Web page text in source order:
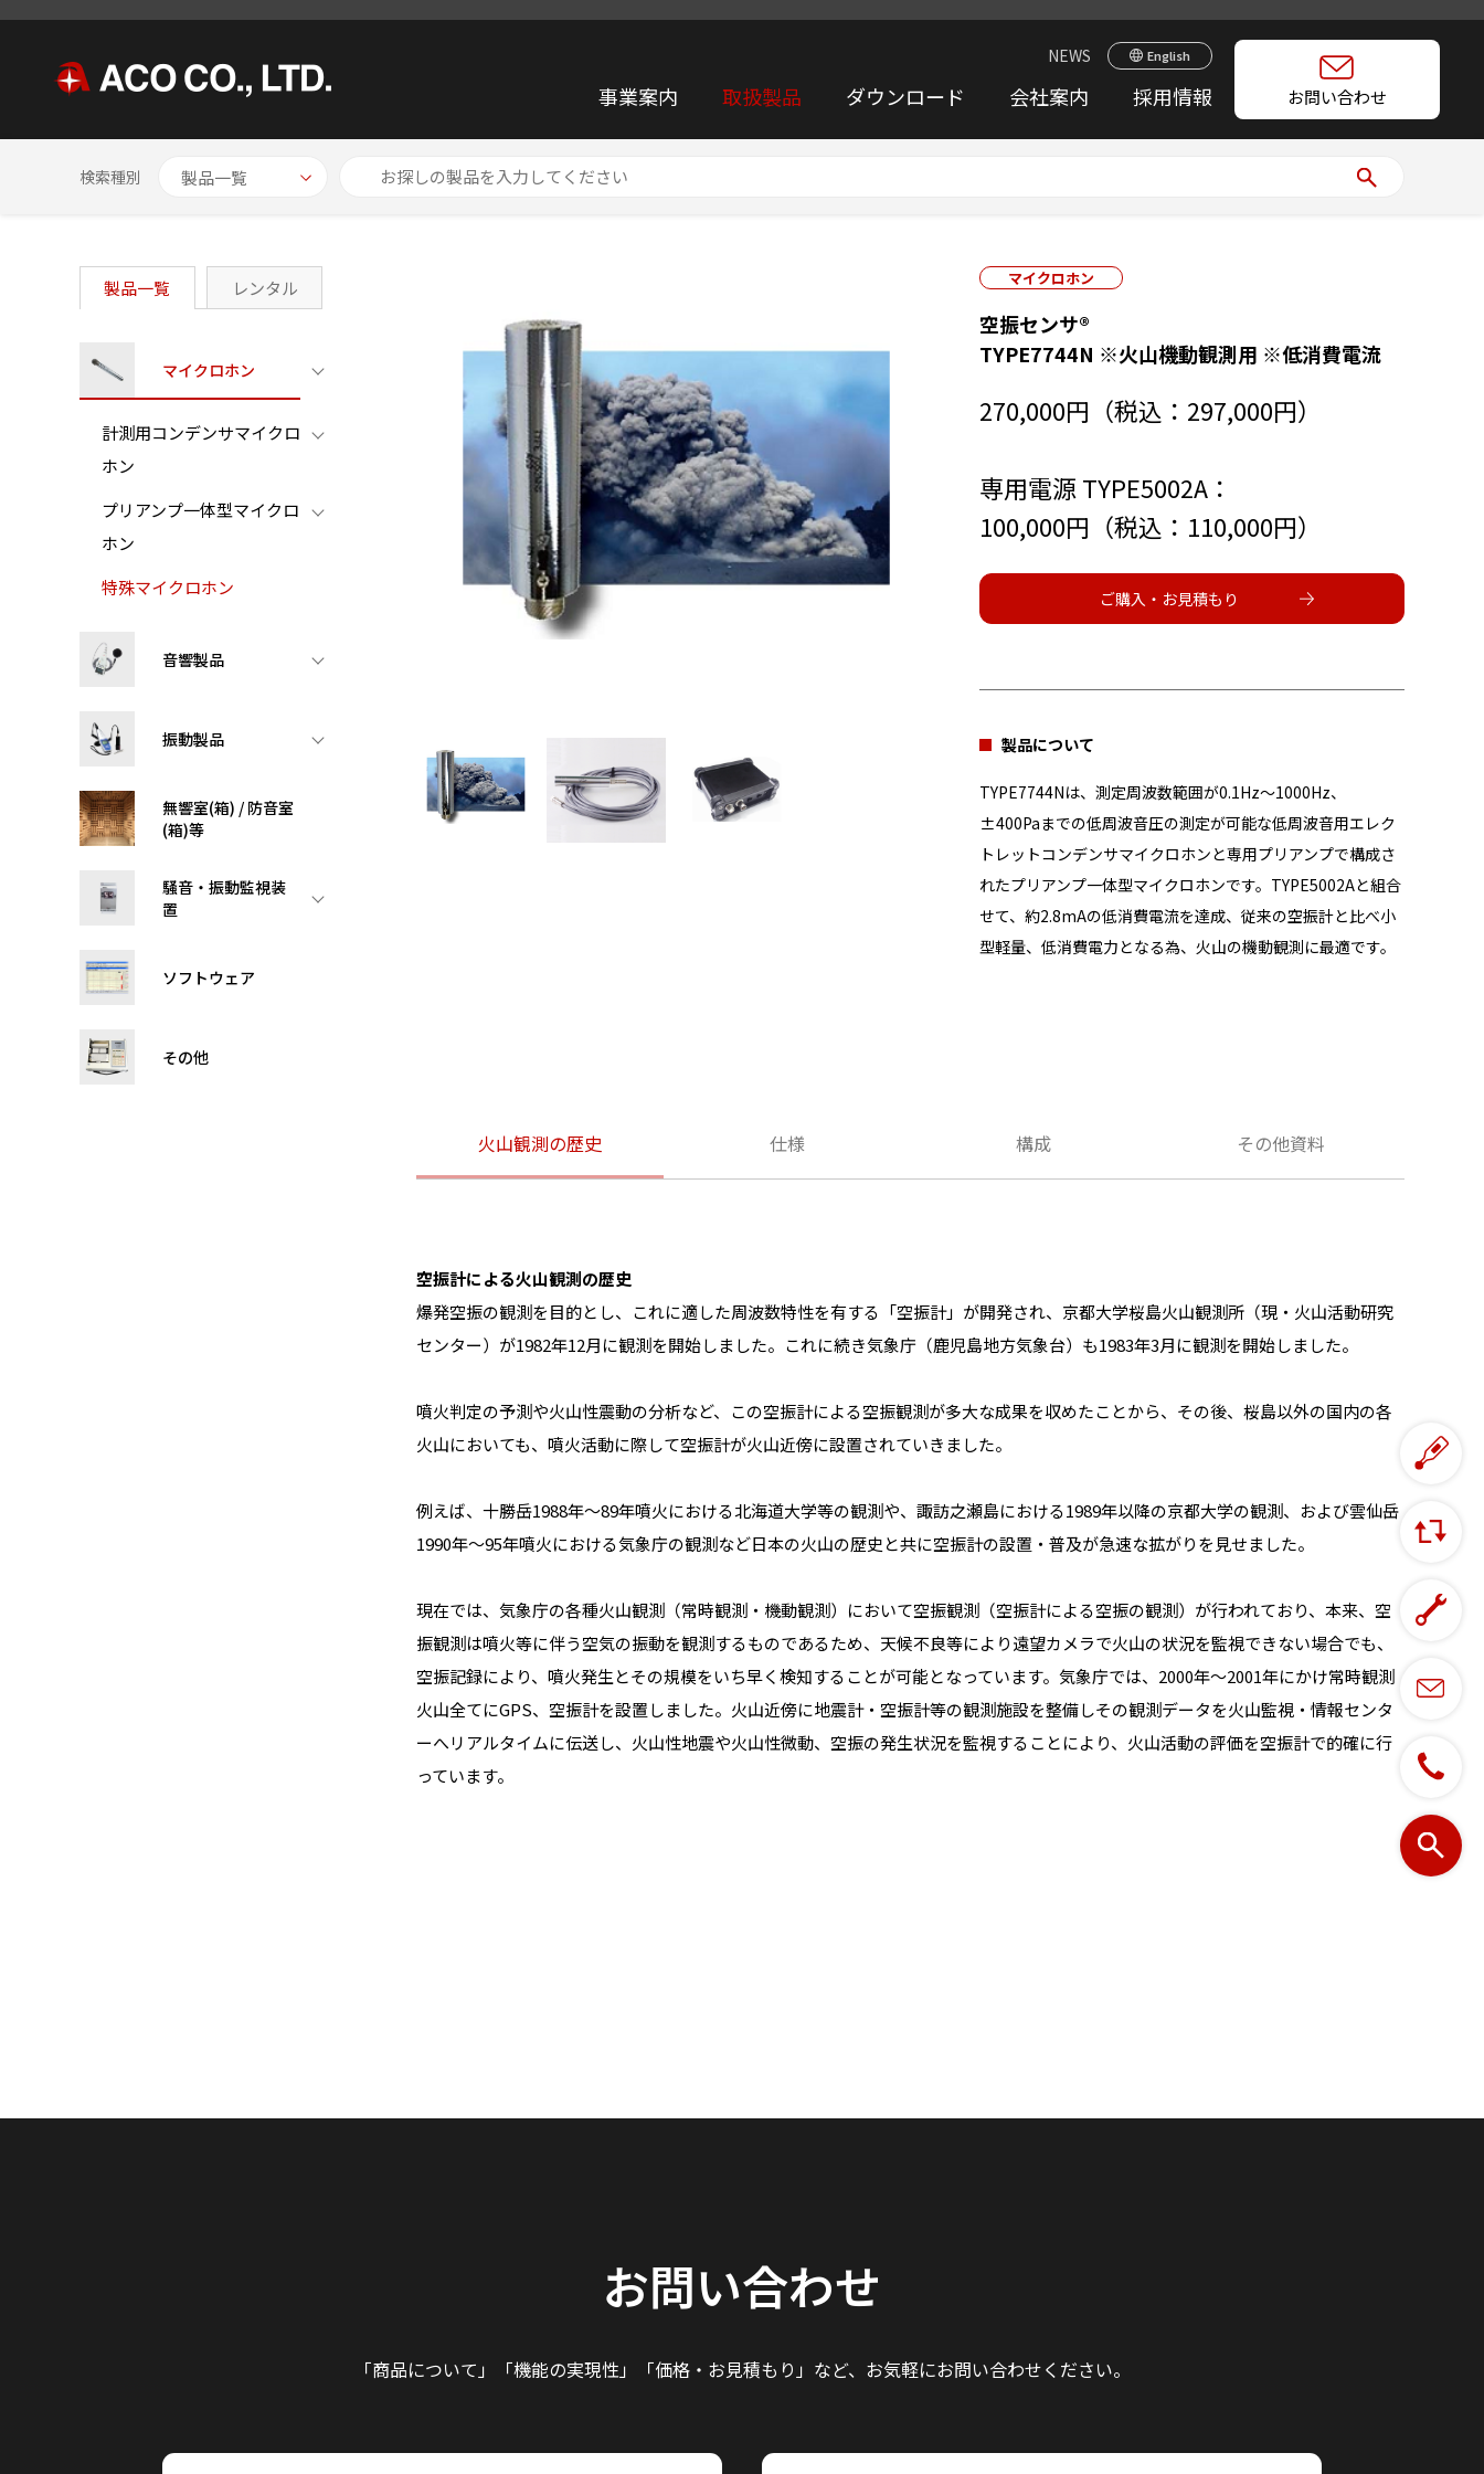
NEWS English
事業案内 取扱製品 ダウンロード 会社案内 採用情報 お問い合わせ
検索種別
HOME 製品一覧 特殊マイクロホン 空振センサ® TYPE7744N ※火山機動観測用 ※低消費電流
製品一覧 レンタル
マイクロホン
計測用コンデンサマイクロ
ホン
プリアンプ一体型マイクロ
ホン
特殊マイクロホン
音響製品
振動製品
無響室(箱) / 防音室
(箱)等
騒音・振動監視装
置
ソフトウェア
その他
マイクロホン
空振センサ®
TYPE7744N ※火山機動観測用 ※低消費電流
270,000円（税込：297,000円）
専用電源 TYPE5002A：
100,000円（税込：110,000円）
ご購入・お見積もり
製品について
TYPE7744Nは、測定周波数範囲が0.1Hz～1000Hz、
±400Paまでの低周波音圧の測定が可能な低周波音用エレク
トレットコンデンサマイクロホンと専用プリアンプで構成さ
れたプリアンプ一体型マイクロホンです。TYPE5002Aと組合
せて、約2.8mAの低消費電流を達成、従来の空振計と比べ小
型軽量、低消費電力となる為、火山の機動観測に最適です。
火山観測の歴史 仕様 構成 その他資料
空振計による火山観測の歴史
爆発空振の観測を目的とし、これに適した周波数特性を有する「空振計」が開発され、京都大学桜島火山観測所（現・火山活動研究
センター）が1982年12月に観測を開始しました。これに続き気象庁（鹿児島地方気象台）も1983年3月に観測を開始しました。
噴火判定の予測や火山性震動の分析など、この空振計による空振観測が多大な成果を収めたことから、その後、桜島以外の国内の各
火山においても、噴火活動に際して空振計が火山近傍に設置されていきました。
例えば、十勝岳1988年～89年噴火における北海道大学等の観測や、諏訪之瀬島における1989年以降の京都大学の観測、および雲仙岳
1990年～95年噴火における気象庁の観測など日本の火山の歴史と共に空振計の設置・普及が急速な拡がりを見せました。
現在では、気象庁の各種火山観測（常時観測・機動観測）において空振観測（空振計による空振の観測）が行われており、本来、空
振観測は噴火等に伴う空気の振動を観測するものであるため、天候不良等により遠望カメラで火山の状況を監視できない場合でも、
空振記録により、噴火発生とその規模をいち早く検知することが可能となっています。気象庁では、2000年～2001年にかけ常時観測
火山全てにGPS、空振計を設置しました。火山近傍に地震計・空振計等の観測施設を整備しその観測データを火山監視・情報センタ
ーへリアルタイムに伝送し、火山性地震や火山性微動、空振の発生状況を監視することにより、火山活動の評価を空振計で的確に行
っています。
お問い合わせ
「商品について」「機能の実現性」 「価格・お見積もり」など、 お気軽にお問い合わせください。